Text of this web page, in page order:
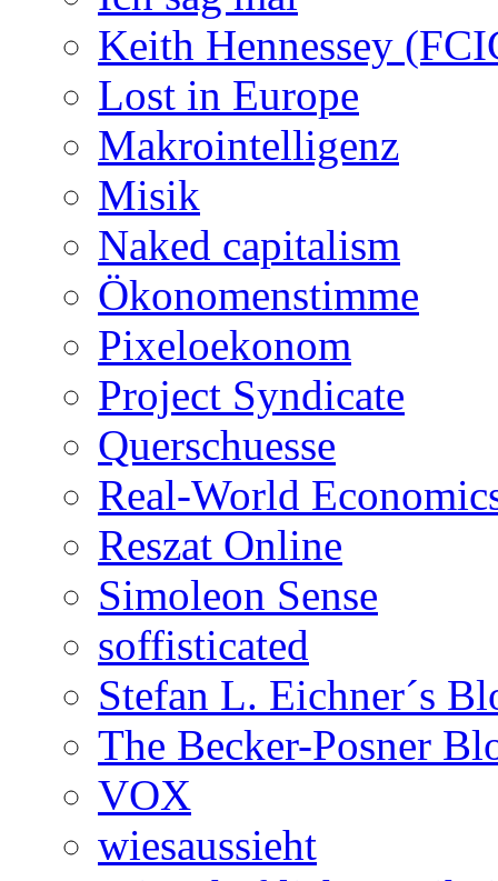
Keith Hennessey
Lost in Europe
Makrointelligenz
Misik
Naked capitalism
Ökonomenstimme
Pixeloekonom
Project Syndicate
Querschuesse
Real-World
Reszat Online
Simoleon Sense
soffisticated
Stefan L. Eichner´s
The Becker-Posner
VOX
wiesaussieht